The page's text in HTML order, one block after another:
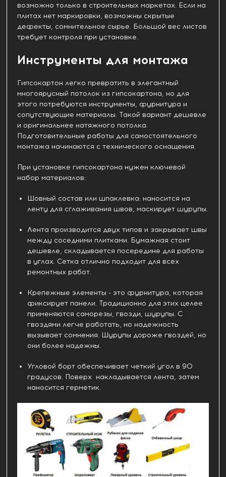
возможно только в строительных маркетах. Если на
плитах нет маркировки, возможны скрытые
дефекты, сомнительное сырье. Большой вес листов
требует контроля при установке.
Инструменты для монтажа
Гипсокартон легко превратить в элегантный
многоярусный потолок из гипсокартона, но для
этого потребуются инструменты, фурнитура и
сопутствующие материалы. Такой вариант дешевле
и оригинальнее натяжного потолка.
Подготовительные работы для самостоятельного
монтажа начинаются с технического оснащения.
При установке гипсокартона нужен ключевой
набор материалов:
Шовный состав или шпаклевка: наносится на
ленту для сглаживания швов, маскирует шурупы.
Лента производится двух типов и закрывает швы
между соседними плитками. Бумажная стоит
дешевле, складывается посередине для работы
в углах. Сетка отлично подходит для всех
ремонтных работ.
Крепежные элементы - это фурнитура, которая
фиксирует панели. Традиционно для этих целее
применяются саморезы, гвозди, шурупы. С
гвоздями легче работать, но надежность
вызывает сомнения. Шурупы дороже гвоздей, но
они более надежны.
Угловой борт обеспечивает четкий угол в 90
градусов. Поверх накладывается лента, затем
наносится герметик.